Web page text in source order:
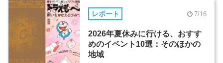
レポート 7/16
2026年夏休みに行ける、おすす
めのイベント10選：そのほかの
地域